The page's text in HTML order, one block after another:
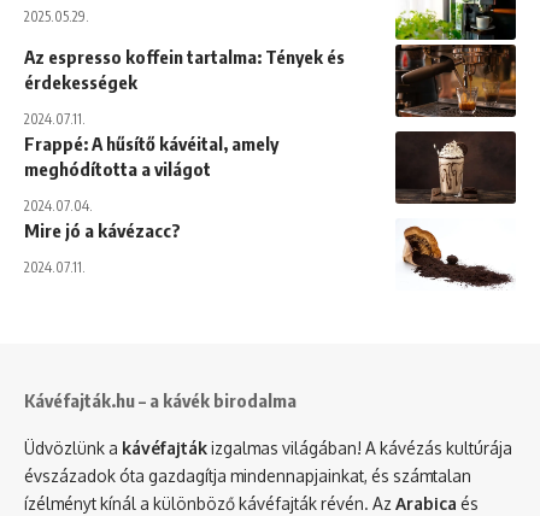
2025.05.29.
Az espresso koffein tartalma: Tények és
érdekességek
2024.07.11.
Frappé: A hűsítő kávéital, amely
meghódította a világot
2024.07.04.
Mire jó a kávézacc?
2024.07.11.
Kávéfajták.hu – a kávék birodalma
Üdvözlünk a kávéfajtákizgalmas világában! A kávézás kultúrája
évszázadok óta gazdagítja mindennapjainkat, és számtalan
ízélményt kínál a különböző kávéfajták révén. Az Arabica és